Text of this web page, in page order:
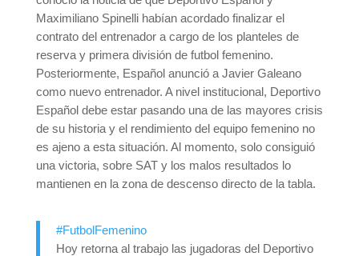
Maximiliano Spinelli habían acordado finalizar el
contrato del entrenador a cargo de los planteles de
reserva y primera división de futbol femenino.
Posteriormente, Español anunció a Javier Galeano
como nuevo entrenador. A nivel institucional, Deportivo
Español debe estar pasando una de las mayores crisis
de su historia y el rendimiento del equipo femenino no
es ajeno a esta situación. Al momento, solo consiguió
una victoria, sobre SAT y los malos resultados lo
mantienen en la zona de descenso directo de la tabla.
#FutbolFemenino
Hoy retorna al trabajo las jugadoras del Deportivo